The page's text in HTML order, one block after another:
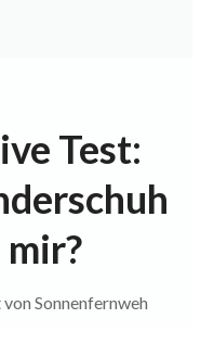
Test:
mir?
Sonnenfernweh